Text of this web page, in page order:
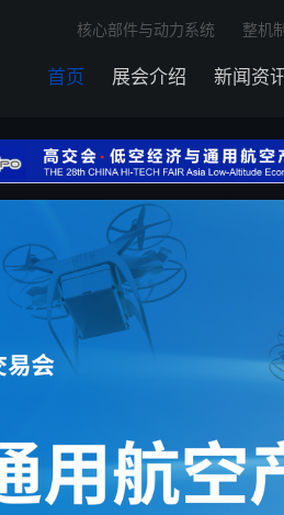
首页 展会介绍 新闻资
核心部件与动力系统 整机